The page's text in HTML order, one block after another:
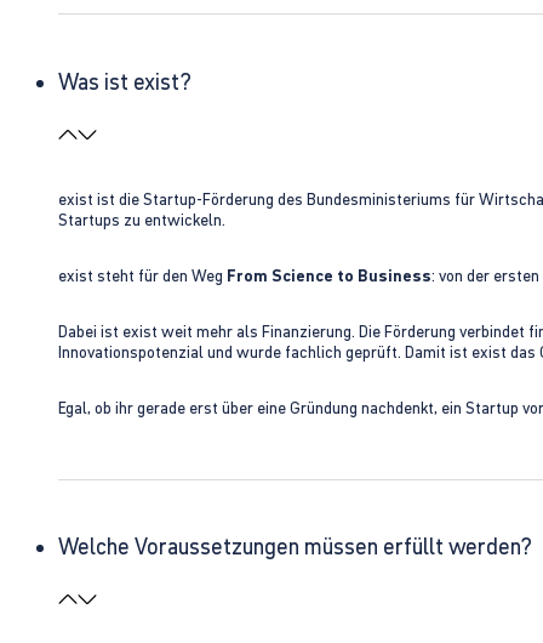
Was ist exist?
exist ist die Startup-Förderung des Bundesministeriums für
Startups zu entwickeln.
exist steht für den Weg From Science to Business: von der
Dabei ist exist weit mehr als Finanzierung. Die Förderung verbindet
Innovationspotenzial und wurde fachlich geprüft. Damit ist exist
Egal, ob ihr gerade erst über eine Gründung nachdenkt, ein Startup
Welche Voraussetzungen müssen erfüllt werden?